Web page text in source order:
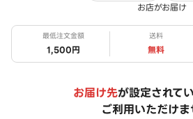
お店がお届け
最低注文金額
1,500円
送料
無料
お届け先が設定されて
ご利用いただけま